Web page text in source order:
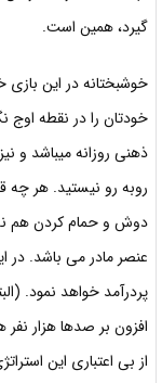
گیرد، همین است.
خوشبختانه در این
خودتان را در نقطه اوج
ذهنی روزانه میباشد و
روبه رو نیستید. هر چه
دوش و حمام کردن هم
عنصر مادر می باشد. در
پردرآمد خواهد نمود.
افزون بر صدها هزار نفر
از بی اعتباری این